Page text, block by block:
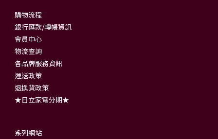
購物流程
銀行匯款/轉帳資訊
會員中心
物流查詢
各品牌服務資訊
運送政策
退換貨政策
★日立家電分期★
系列網站